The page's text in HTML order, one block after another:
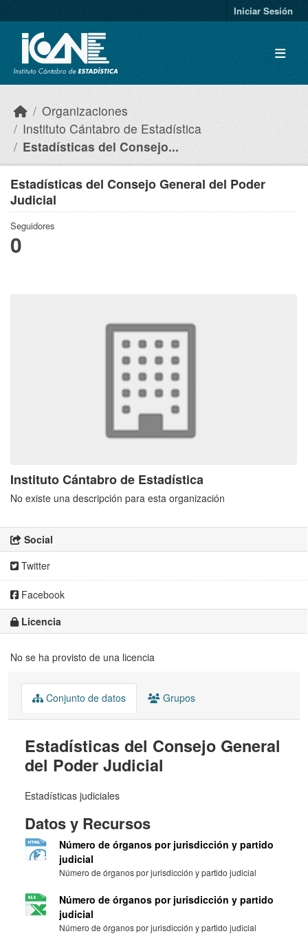
Iniciar Sesión
Organizaciones
Instituto Cántabro de Estadística
Estadísticas del Consejo...
Estadísticas del Consejo General del Poder
Judicial
Seguidores
0
Instituto Cántabro de Estadística
No existe una descripción para esta organización
Social
Twitter
Facebook
Licencia
No se ha provisto de una licencia
Conjunto de datos Grupos
Estadísticas del Consejo General
del Poder Judicial
Estadísticas judiciales
Datos y Recursos
Número de órganos por jurisdicción y partido
judicial
Número de órganos por jurisdicción y partido judicial
Número de órganos por jurisdicción y partido
judicial
Número de órganos por jurisdicción y partido judicial